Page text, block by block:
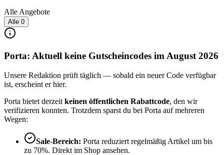
Alle Angebote
Alle 0
Porta: Aktuell keine Gutscheincodes im August 2026
Unsere Redaktion prüft täglich — sobald ein neuer Code verfügbar
ist, erscheint er hier.
Porta bietet derzeit keinen öffentlichen Rabattcode, den wir
verifizieren konnten. Trotzdem sparst du bei Porta auf mehreren
Wegen:
Sale-Bereich: Porta reduziert regelmäßig Artikel um bis
zu 70%. Direkt im Shop ansehen.